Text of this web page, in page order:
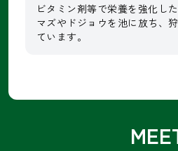
ビタミン剤等で栄養を強化し
マズやドジョウを池に放ち、
ています。